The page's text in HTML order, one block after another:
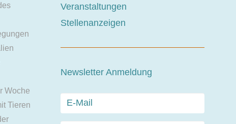
Woche
Tieren
Veranstaltungen
Stellenanzeigen
Newsletter Anmeldung